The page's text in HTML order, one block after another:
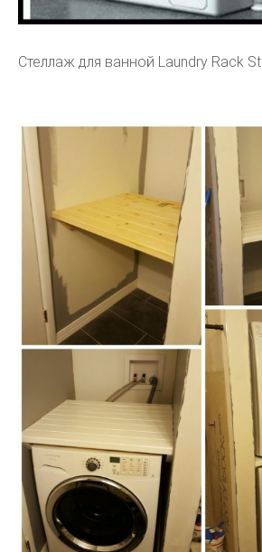
Стеллаж для ванной Laundry Rack